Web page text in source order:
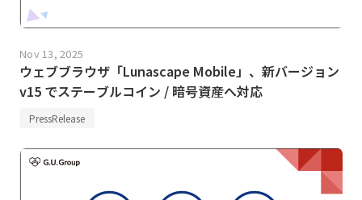
Nov 13, 2025
ウェブブラウザ「Lunascape Mobile」、新バージョン
v15 でステーブルコイン / 暗号資産へ対応
PressRelease